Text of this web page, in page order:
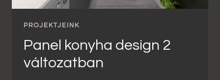
PROJEKTJEINK
Panel konyha design 2
változatban